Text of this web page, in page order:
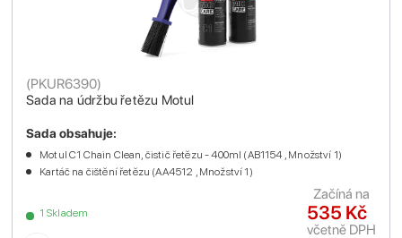
Sada na údržbu řetězu Motul
(PKUR6390)
1 Skladem
Sada obsahuje:
Motul C1 Chain Clean, čistič řetězu - 400ml (AB1154 , Množství 1)
Kartáč na čištění řetězu (AA4512 , Množství 1)
535 Kč
včetně DPH
Začíná na